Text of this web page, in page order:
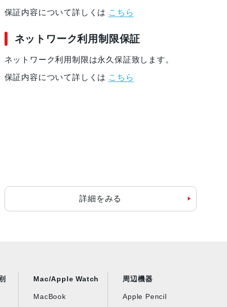
保証内容について詳しくは こちら
ネットワーク利用制限保証
ネットワーク利用制限は永久保証致します。
保証内容について詳しくは こちら
詳細をみる
Mac/Apple Watch
MacBook
周辺機器
Apple Pencil